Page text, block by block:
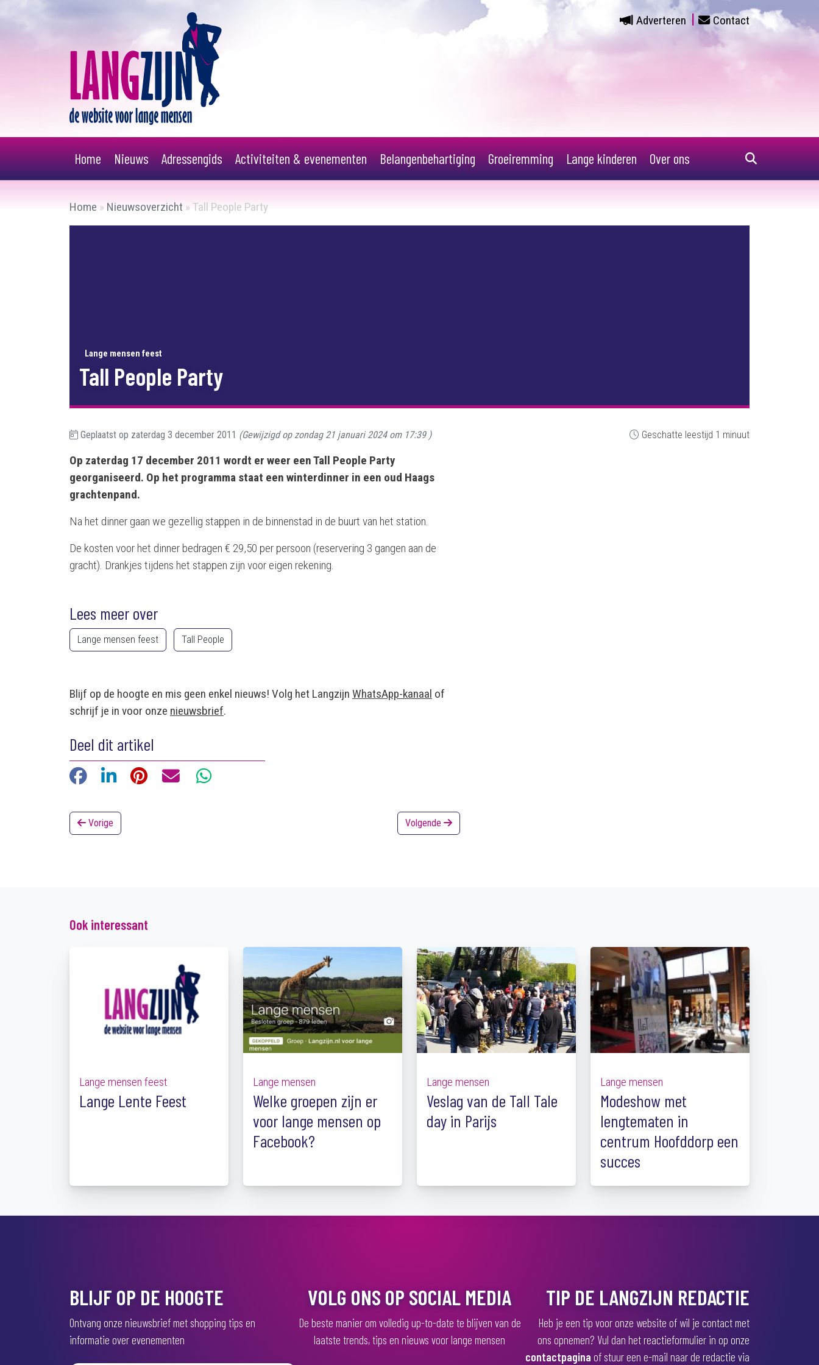
Adverteren Contact
Home Nieuws Adressengids Activiteiten & evenementen Belangenbehartiging Groeiremming Lange kinderen Over ons
Home » Nieuwsoverzicht » Tall People Party
Lange mensen feest
Tall People Party
Geplaatst op zaterdag 3 december 2011 (Gewijzigd op zondag 21 januari 2024 om 17:39) Geschatte leestijd 1 minuut
Op zaterdag 17 december 2011 wordt er weer een Tall People Party
georganiseerd. Op het programma staat een winterdinner in een oud Haags
grachtenpand.
Na het dinner gaan we gezellig stappen in de binnenstad in de buurt van het station.
De kosten voor het dinner bedragen € 29,50 per persoon (reservering 3 gangen aan de
gracht). Drankjes tijdens het stappen zijn voor eigen rekening.
Lees meer over
Lange mensen feest Tall People
Blijf op de hoogte en mis geen enkel nieuws! Volg het Langzijn WhatsApp-kanaal of
schrijf je in voor onze nieuwsbrief.
Deel dit artikel
FacebookLinkedIn Pinterest E-mailWhatsApp
Vorige Volgende
Ook interessant
Lange mensen feest
Lange Lente Feest
Lange mensen
Welke groepen zijn er
voor lange mensen op
Facebook?
Lange mensen
Veslag van de Tall Tale
day in Parijs
Lange mensen
Modeshow met
lengtematen in
centrum Hoofddorp een
succes
BLIJF OP DE HOOGTE
Ontvang onze nieuwsbrief met shopping tips en
informatie over evenementen
VOLG ONS OP SOCIAL MEDIA
De beste manier om volledig up-to-date te blijven van de
laatste trends, tips en nieuws voor lange mensen
TIP DE LANGZIJN REDACTIE
Heb je een tip voor onze website of wil je contact met
ons opnemen? Vul dan het reactieformulier in op onze
contactpagina of stuur een e-mail naar de redactie via